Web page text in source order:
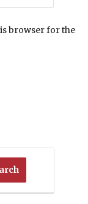
browser for the